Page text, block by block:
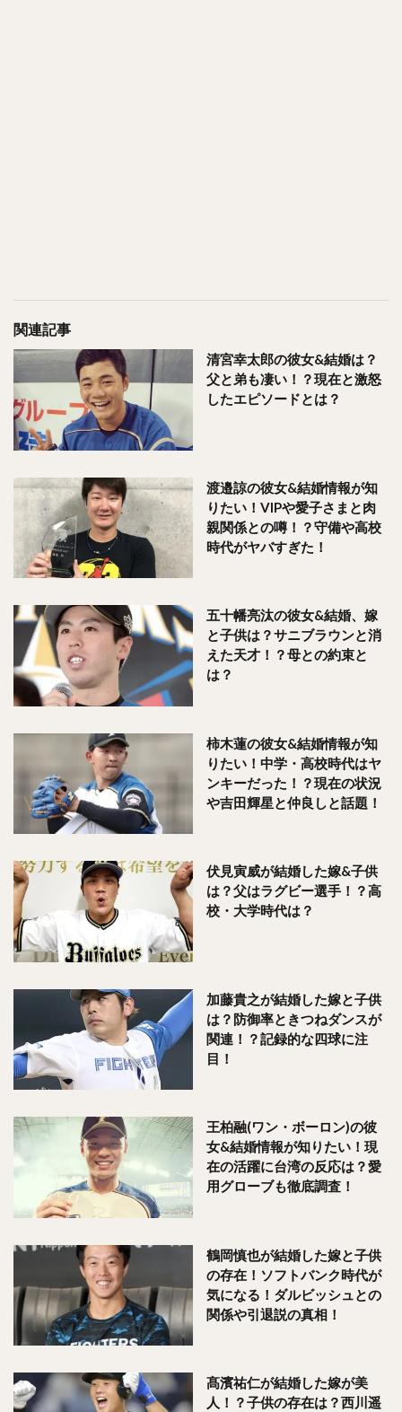
関連記事
清宮幸太郎の彼女&結婚は？
父と弟も凄い！？現在と激怒
したエピソードとは？
渡邉諒の彼女&結婚情報が知
りたい！VIPや愛子さまと肉
親関係との噂！？守備や高校
時代がヤバすぎた！
五十幡亮汰の彼女&結婚、嫁
と子供は？サニブラウンと消
えた天才！？母との約束と
は？
柿木蓮の彼女&結婚情報が知
りたい！中学・高校時代はヤ
ンキーだった！？現在の状況
や吉田輝星と仲良しと話題！
伏見寅威が結婚した嫁&子供
は？父はラグビー選手！？高
校・大学時代は？
加藤貴之が結婚した嫁と子供
は？防御率ときつねダンスが
関連！？記録的な四球に注
目！
王柏融(ワン・ボーロン)の彼
女&結婚情報が知りたい！現
在の活躍に台湾の反応は？愛
用グローブも徹底調査！
鶴岡慎也が結婚した嫁と子供
の存在！ソフトバンク時代が
気になる！ダルビッシュとの
関係や引退説の真相！
髙濱祐仁が結婚した嫁が美
人！？子供の存在は？西川遥